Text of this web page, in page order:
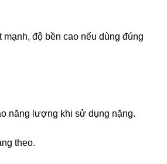
mạnh, độ bền cao nếu dùng đúng
năng lượng khi sử dụng nặng.
theo.